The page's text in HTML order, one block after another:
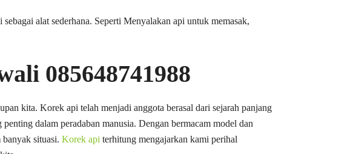
alat sederhana. Seperti Menyalakan api untuk memasak,
085648741988
kita. Korek api telah menjadi anggota berasal dari sejarah panjang
dalam peradaban manusia. Dengan bermacam model dan
situasi. Korek api terhitung mengajarkan kami perihal